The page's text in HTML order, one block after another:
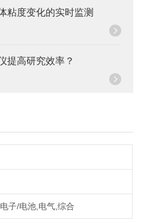
粘度变化的实时监测
提高研究效率？
子/电池,电气,综合